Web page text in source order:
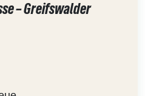
– Greifswalder